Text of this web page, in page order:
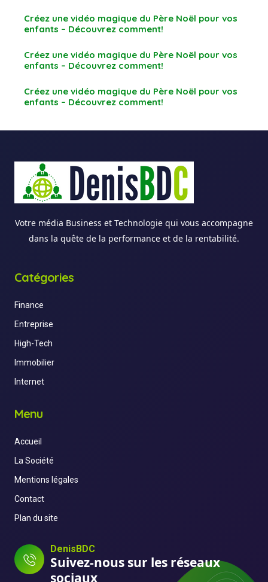
Créez une vidéo magique du Père Noël pour vos
enfants – Découvrez comment!
Créez une vidéo magique du Père Noël pour vos
enfants – Découvrez comment!
Créez une vidéo magique du Père Noël pour vos
enfants – Découvrez comment!
Votre média Business et Technologie qui vous accompagne
dans la quête de la performance et de la rentabilité.
Catégories
Finance
Entreprise
High-Tech
Immobilier
Internet
Menu
Accueil
La Société
Mentions légales
Contact
Plan du site
DenisBDC
Suivez-nous sur les réseaux
sociaux